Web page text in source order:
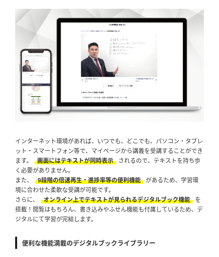
インターネット環境があれば、いつでも、どこでも、パソコン・タブレ
ット・スマートフォン等で、マイページから講義を受講することができ
ます。
画面にはテキストが同時表示
されるので、テキストを持ち歩
く必要がありません。
また、
9段階の倍速再生・進捗率等の便利機能 があるため、学習環
境に合わせた柔軟な受講が可能です。
さらに、
オンライン上でテキストが見られるデジタルブック機能
を
搭載！閲覧はもちろん、書き込みやふせん機能も付属しているため、デ
ジタルにて学習が完結します。
便利な機能満載のデジタルブックライブラリー